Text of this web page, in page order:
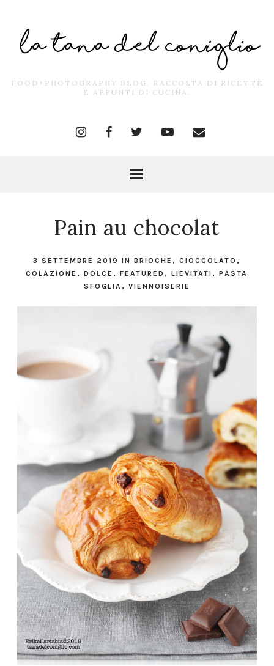
FOOD+PHOTOGRAPHY BLOG. RACCOLTA DI RICETTE
E APPUNTI DI CUCINA.
Pain au chocolat
3 SETTEMBRE 2019INBRIOCHE ,CIOCCOLATO ,
COLAZIONE ,DOLCE ,FEATURED ,LIEVITATI ,PASTA
SFOGLIA , VIENNOISERIE